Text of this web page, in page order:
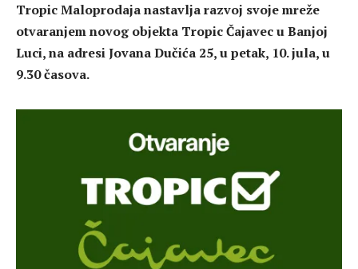
Tropic Maloprodaja nastavlja razvoj svoje mreže
otvaranjem novog objekta Tropic Čajavec u Banjoj
Luci, na adresi Jovana Dučića 25, u petak, 10. jula, u
9.30 časova.